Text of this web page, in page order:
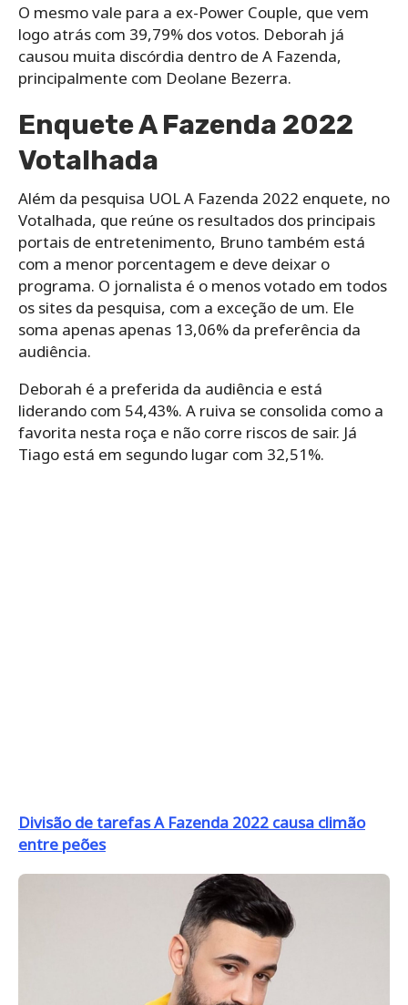
O mesmo vale para a ex-Power Couple, que vem
logo atrás com 39,79% dos votos. Deborah já
causou muita discórdia dentro de A Fazenda,
principalmente com Deolane Bezerra.
Enquete A Fazenda 2022
Votalhada
Além da pesquisa UOL A Fazenda 2022 enquete, no
Votalhada, que reúne os resultados dos principais
portais de entretenimento, Bruno também está
com a menor porcentagem e deve deixar o
programa. O jornalista é o menos votado em todos
os sites da pesquisa, com a exceção de um. Ele
soma apenas apenas 13,06% da preferência da
audiência.
Deborah é a preferida da audiência e está
liderando com 54,43%. A ruiva se consolida como a
favorita nesta roça e não corre riscos de sair. Já
Tiago está em segundo lugar com 32,51%.
Divisão de tarefas A Fazenda 2022 causa climão
entre peões